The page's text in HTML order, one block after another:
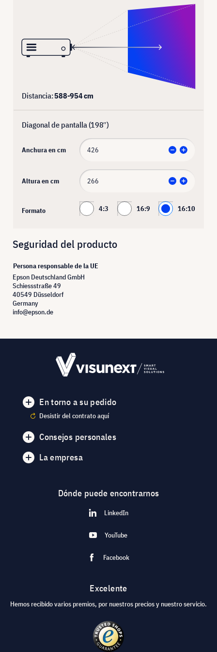
Distancia:588-954cm
Diagonal de pantalla (198″)
Anchura en cm
Altura en cm
Formato 4:3 16:9 16:10
Seguridad del producto
Persona responsable de la UE
Epson Deutschland GmbH
Schiessstraße 49
40549 Düsseldorf
Germany
info@epson.de
En torno a su pedido
Desistir del contrato aquí
Consejos personales
La empresa
Dónde puede encontrarnos
LinkedIn
YouTube
Facebook
Excelente
Hemos recibido varios premios, por nuestros precios y nuestro servicio.